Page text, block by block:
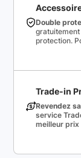
Double
protection.
Trade-in
Revendez
service
meilleur